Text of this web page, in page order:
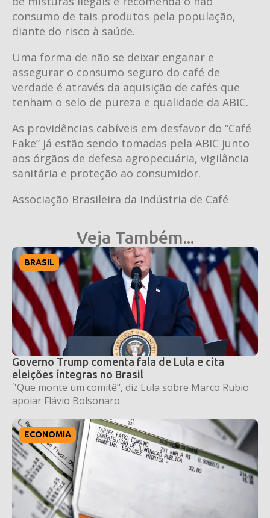
consumo de tais produtos pela população,
diante do risco à saúde.
Uma forma de não se deixar enganar e
assegurar o consumo seguro do café de
verdade é através da aquisição de cafés que
tenham o selo de pureza e qualidade da ABIC.
As providências cabíveis em desfavor do “Café
Fake” já estão sendo tomadas pela ABIC junto
aos órgãos de defesa agropecuária, vigilância
sanitária e proteção ao consumidor.
Associação Brasileira da Indústria de Café
Veja Também...
BRASIL
Governo Trump comenta fala de Lula e cita
eleições íntegras no Brasil
´'Que monte um comitê", diz Lula sobre Marco Rubio
apoiar Flávio Bolsonaro
ECONOMIA